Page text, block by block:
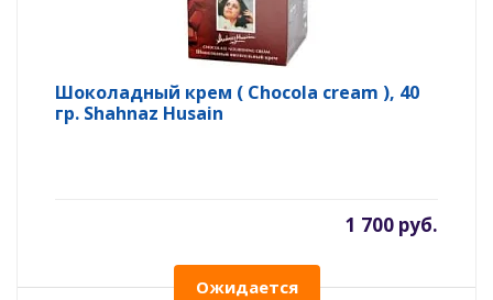
Шоколадный крем ( Chocola cream ), 40
гр. Shahnaz Husain
1 700 руб.
Ожидается